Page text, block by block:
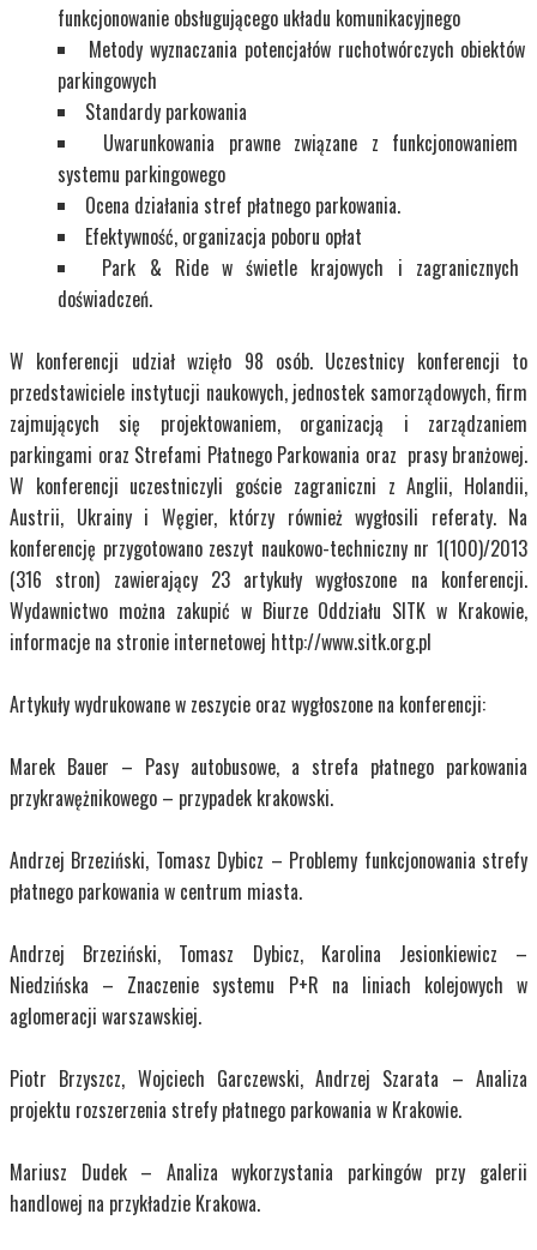
funkcjonowanie obsługującego układu komunikacyjnego
Metody wyznaczania potencjałów ruchotwórczych obiektów
parkingowych
Standardy parkowania
Uwarunkowania prawne związane z funkcjonowaniem
systemu parkingowego
Ocena działania stref płatnego parkowania.
Efektywność, organizacja poboru opłat
Park & Ride w świetle krajowych i zagranicznych
doświadczeń.
W konferencji udział wzięło 98 osób. Uczestnicy konferencji to
przedstawiciele instytucji naukowych, jednostek samorządowych, firm
zajmujących się projektowaniem, organizacją i zarządzaniem
parkingami oraz Strefami Płatnego Parkowania oraz prasy branżowej.
W konferencji uczestniczyli goście zagraniczni z Anglii, Holandii,
Austrii, Ukrainy i Węgier, którzy również wygłosili referaty. Na
konferencję przygotowano zeszyt naukowo-techniczny nr 1(100)/2013
(316 stron) zawierający 23 artykuły wygłoszone na konferencji.
Wydawnictwo można zakupić w Biurze Oddziału SITK w Krakowie,
informacje na stronie internetowej http://www.sitk.org.pl
Artykuły wydrukowane w zeszycie oraz wygłoszone na konferencji:
Marek Bauer – Pasy autobusowe, a strefa płatnego parkowania
przykrawężnikowego – przypadek krakowski.
Andrzej Brzeziński, Tomasz Dybicz – Problemy funkcjonowania strefy
płatnego parkowania w centrum miasta.
Andrzej Brzeziński, Tomasz Dybicz, Karolina Jesionkiewicz –
Niedzińska – Znaczenie systemu P+R na liniach kolejowych w
aglomeracji warszawskiej.
Piotr Brzyszcz, Wojciech Garczewski, Andrzej Szarata – Analiza
projektu rozszerzenia strefy płatnego parkowania w Krakowie.
Mariusz Dudek – Analiza wykorzystania parkingów przy galerii
handlowej na przykładzie Krakowa.